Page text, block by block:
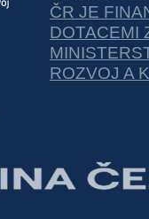
ČR JE
DOTACEMI
ROZVOJ A